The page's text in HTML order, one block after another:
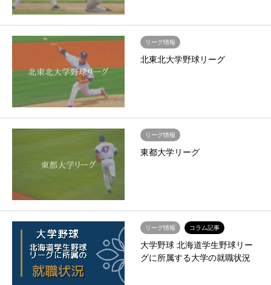
リーグ情報
北東北大学野球リーグ
リーグ情報
東都大学リーグ
リーグ情報 コラム記事
大学野球 北海道学生野球リー
グに所属する大学の就職状況